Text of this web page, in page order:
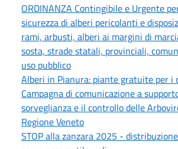
ORDINANZA Contingibile e Urgente
sicurezza di alberi pericolanti e
rami, arbusti, alberi ai margini di
sosta, strade statali, provinciali,
uso pubblico
Alberi in Pianura: piante gratuite per i
Campagna di comunicazione a
sorveglianza e il controllo delle
Regione Veneto
STOP alla zanzara 2025 -